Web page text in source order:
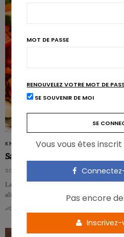
KNORR
Sans sel, mais riche en goût : c’est
SOURCES EXTERNES - EXTERNE BRONNEN
La réduction de la consommation de sel
alimentaires prioritaires identifiées par le
MOT DE PASSE
RENOUVELEZ VOTRE MOT DE
SE SOUVENIR DE MOI
Vous vous êtes
Pas encore
Inscrivez-